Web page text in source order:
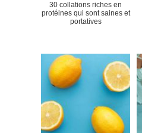
30 collations riches en
protéines qui sont saines et
portatives